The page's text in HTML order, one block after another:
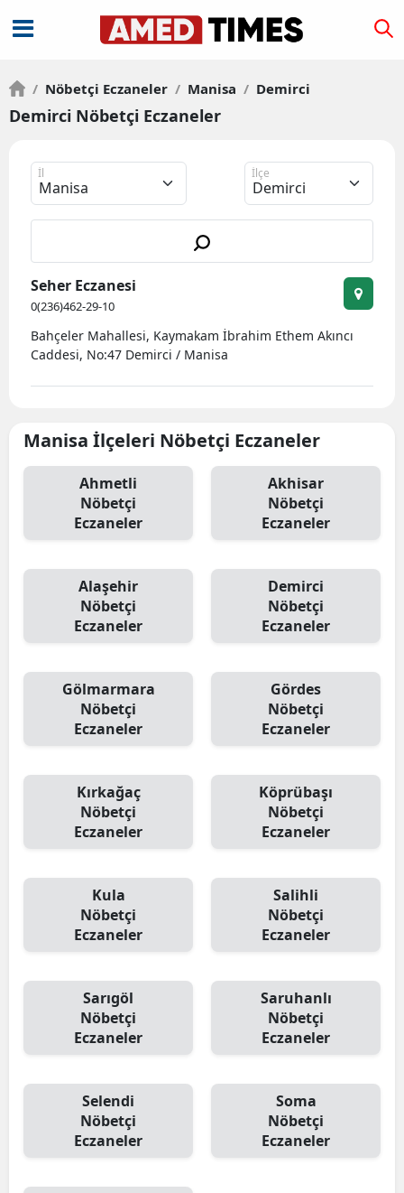
/ Nöbetçi Eczaneler / Manisa / Demirci
Demirci Nöbetçi Eczaneler
İl İlçe
Seher Eczanesi
0(236)462-29-10
Bahçeler Mahallesi, Kaymakam İbrahim Ethem Akıncı
Caddesi, No:47 Demirci / Manisa
Manisa İlçeleri Nöbetçi Eczaneler
Ahmetli
Nöbetçi
Eczaneler
Akhisar
Nöbetçi
Eczaneler
Alaşehir
Nöbetçi
Eczaneler
Demirci
Nöbetçi
Eczaneler
Gölmarmara
Nöbetçi
Eczaneler
Gördes
Nöbetçi
Eczaneler
Kırkağaç
Nöbetçi
Eczaneler
Köprübaşı
Nöbetçi
Eczaneler
Kula
Nöbetçi
Eczaneler
Salihli
Nöbetçi
Eczaneler
Sarıgöl
Nöbetçi
Eczaneler
Saruhanlı
Nöbetçi
Eczaneler
Selendi
Nöbetçi
Eczaneler
Soma
Nöbetçi
Eczaneler